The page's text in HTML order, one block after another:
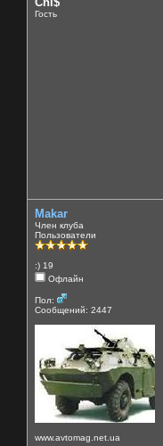
Гость
Makar
Член клуба
Пользователи
:) 19
Офлайн
Пол:
Сообщений: 2447
www.avtomag.net.ua